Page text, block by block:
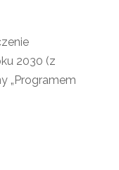
2030 (z
„Programem